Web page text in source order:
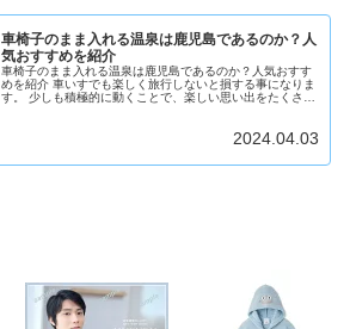
車椅子のまま入れる温泉は鹿児島であるのか？人
気おすすめを紹介
車椅子のまま入れる温泉は鹿児島であるのか？人気おすす
めを紹介 車いすでも楽しく旅行しないと損する事になりま
す。 少しも積極的に動くことで、楽しい思い出をたくさん
2024.04.03